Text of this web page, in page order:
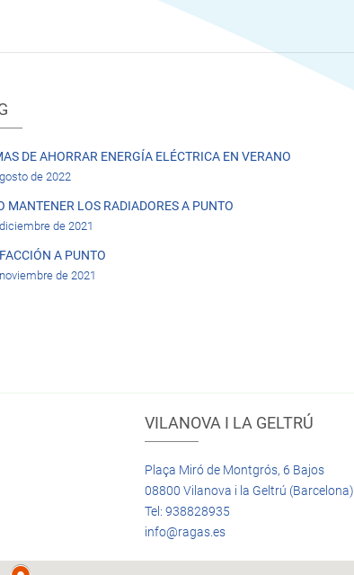
DE AHORRAR ENERGÍA ELÉCTRICA EN VERANO
de 2022
MANTENER LOS RADIADORES A PUNTO
de 2021
A PUNTO
de 2021
VILANOVA I LA GELTRÚ
Plaça Miró de Montgrós, 6 Bajos
08800 Vilanova i la Geltrú (Barcelona)
Tel: 938828935
info@ragas.es